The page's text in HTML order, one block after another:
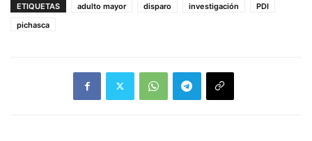
ETIQUETAS adulto mayor disparo investigación
PDI
pichasca